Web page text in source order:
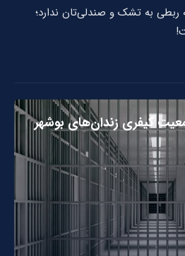
ربطی به تشک و صندلی‌تان ندارد؛